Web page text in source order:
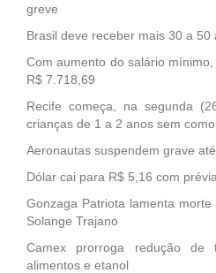
greve
Brasil deve receber mais 30 a
Com aumento do salário
R$ 7.718,69
Recife começa, na segunda
crianças de 1 a 2 anos sem
Aeronautas suspendem grave
Dólar cai para R$ 5,16 com
Gonzaga Patriota lamenta
Solange Trajano
Camex prorroga redução de
alimentos e etanol